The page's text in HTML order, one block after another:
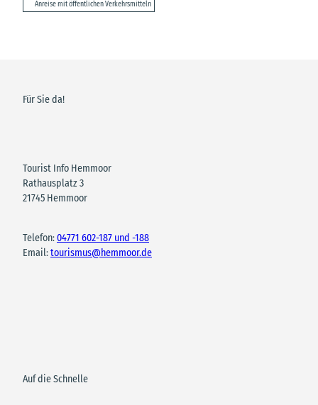
Anreise mit öffentlichen Verkehrsmitteln
Für Sie da!
Tourist Info Hemmoor
Rathausplatz 3
21745 Hemmoor
Telefon:04771 602-187 und -188
Email:tourismus@hemmoor.de
Auf die Schnelle